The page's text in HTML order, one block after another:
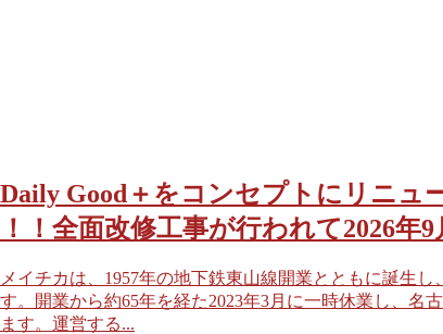
Daily Good＋をコンセプトにリニュ
！！全面改修工事が行われて2026年
メイチカは、1957年の地下鉄東山線開業とともに誕生
す。開業から約65年を経た2023年3月に一時休業し、名
ます。運営する...